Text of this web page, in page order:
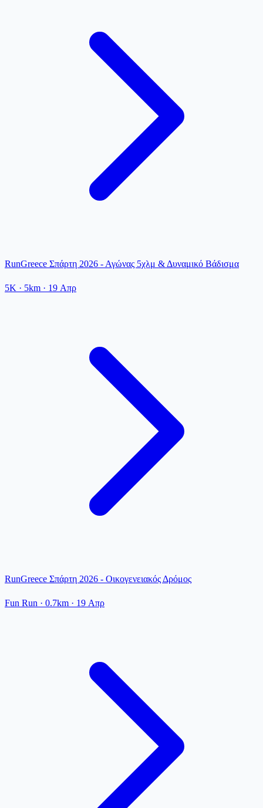
RunGreece Σπάρτη 2026 - Αγώνας 5χλμ & Δυναμικό Βάδισμα
5K · 5km · 19 Απρ
RunGreece Σπάρτη 2026 - Οικογενειακός Δρόμος
Fun Run · 0.7km · 19 Απρ